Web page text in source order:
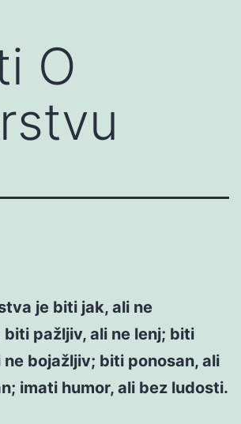
O
je biti jak, ali ne
pažljiv, ali ne lenj; biti
ne bojažljiv; biti ponosan, ali
imati humor, ali bez ludosti.